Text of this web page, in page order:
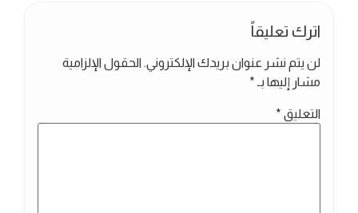
اترك تعليقاً
لن يتم نشر عنوان بريدك الإلكتروني. الحقول الإلزامية
مشار إليها بـ *
التعليق *